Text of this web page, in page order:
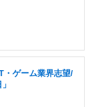
・ゲーム業界志望/